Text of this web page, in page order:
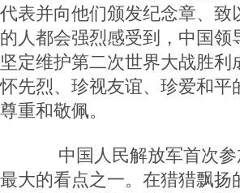
代表并向他们颁发纪念章、
的人都会强烈感受到，中国
坚定维护第二次世界大战胜
怀先烈、珍视友谊、珍爱和
尊重和敬佩。
中国人民解放军首次参
最大的看点之一。在猎猎飘